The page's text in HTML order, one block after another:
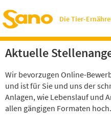
Die Tier-
Aktuelle
Wir bevorzugen Online-
und ist für Sie und uns der
Anlagen, wie Lebenslauf und
allen gängigen Formaten hoch.